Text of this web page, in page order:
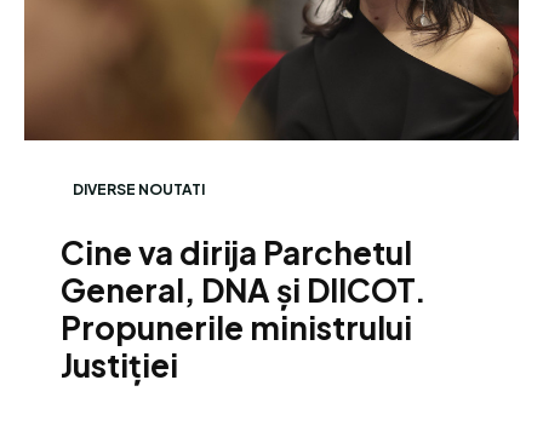
DIVERSE NOUTATI
Cine va dirija Parchetul
General, DNA și DIICOT.
Propunerile ministrului
Justiției